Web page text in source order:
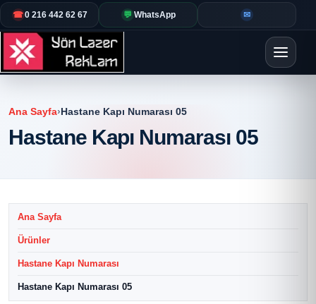
☎0 216 442 62 67 💬 WhatsApp ✉
Ana Sayfa›Hastane Kapı Numarası 05
Hastane Kapı Numarası 05
Ana Sayfa
Ürünler
Hastane Kapı Numarası
Hastane Kapı Numarası 05